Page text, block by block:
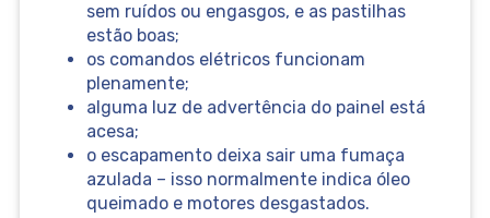
sem ruídos ou engasgos, e as pastilhas
estão boas;
os comandos elétricos funcionam
plenamente;
alguma luz de advertência do painel está
acesa;
o escapamento deixa sair uma fumaça
azulada – isso normalmente indica óleo
queimado e motores desgastados.